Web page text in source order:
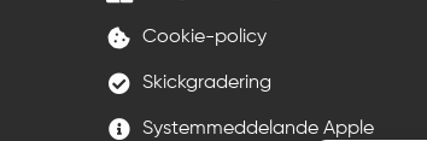
Cookie-policy
Skickgradering
Systemmeddelande Apple